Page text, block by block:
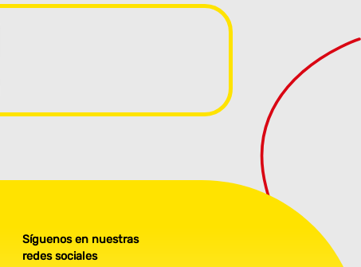
Síguenos en nuestras
redes sociales